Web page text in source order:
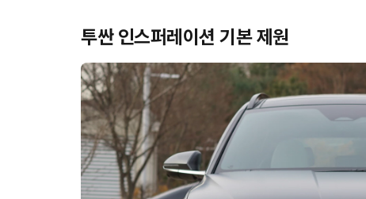
투싼 인스퍼레이션 기본 제원